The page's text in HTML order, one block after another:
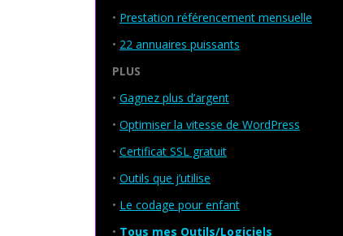
• Prestation référencement mensuelle
• 22 annuaires puissants
PLUS
• Gagnez plus d’argent
• Optimiser la vitesse de WordPress
• Certificat SSL gratuit
• Outils que j’utilise
• Le codage pour enfant
• Tous mes Outils/Logiciels